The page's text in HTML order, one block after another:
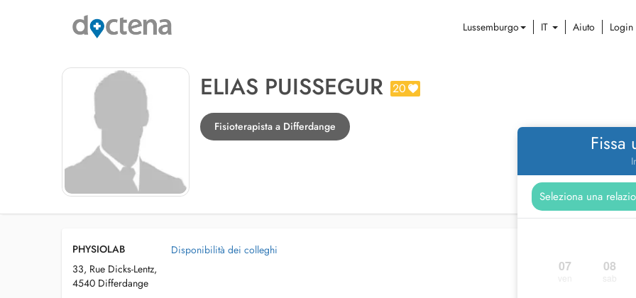
Lussemburgo IT Aiuto Login
ELIAS PUISSEGUR 20
Fisioterapista a Differdange
Fissa
07 08
PHYSIOLAB
33, Rue Dicks-Lentz,
4540 Differdange
Disponibilità dei colleghi